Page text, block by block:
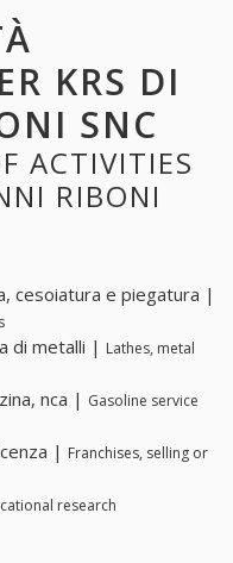
KRS DI
SNC
ACTIVITIES
RIBONI
cesoiatura e piegatura |
di metalli | Lathes, metal
nca | Gasoline service
| Franchises, selling or
research